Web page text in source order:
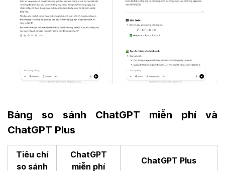
Bảng so sánh ChatGPT miễn phí và
ChatGPT Plus
Tiêu chí
so sánh
ChatGPT
miễn phí
ChatGPT Plus